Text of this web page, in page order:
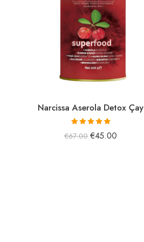
Narcissa Aserola Detox Çay
5 üzerinden
€67.00 €45.00